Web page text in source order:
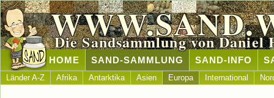
Die Sandsammlung von Daniel
HOME SAND-SAMMLUNG SAND-INFO
Länder A-Z Afrika Antarktika Asien Europa International